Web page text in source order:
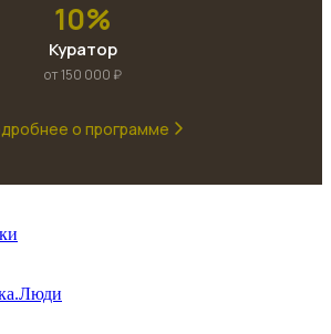
10%
Куратор
от 150 000 ₽
о программе